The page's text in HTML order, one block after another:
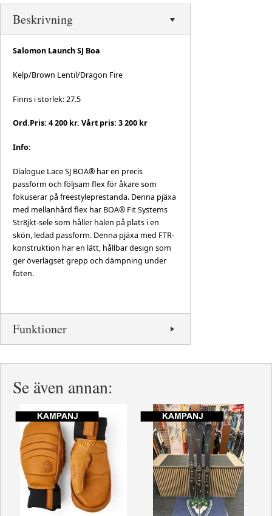
Beskrivning
Salomon Launch SJ Boa
Kelp/Brown Lentil/Dragon Fire
Finns i storlek: 27.5
Ord.Pris: 4 200 kr. Vårt pris: 3 200 kr
Info:
Dialogue Lace SJ BOA® har en precis
passform och följsam flex för åkare som
fokuserar på freestyleprestanda. Denna pjäxa
med mellanhård flex har BOA® Fit Systems
Str8jkt-sele som håller hälen på plats i en
skön, ledad passform. Denna pjäxa med FTR-
konstruktion har en lätt, hållbar design som
ger överlägset grepp och dämpning under
foten.
Funktioner
Se även annan: